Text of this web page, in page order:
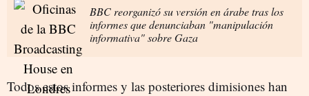
BBC reorganizó su versión en árabe tras los
informes que denunciaban "manipulación
informativa" sobre Gaza
Todos estos informes y las posteriores dimisiones han